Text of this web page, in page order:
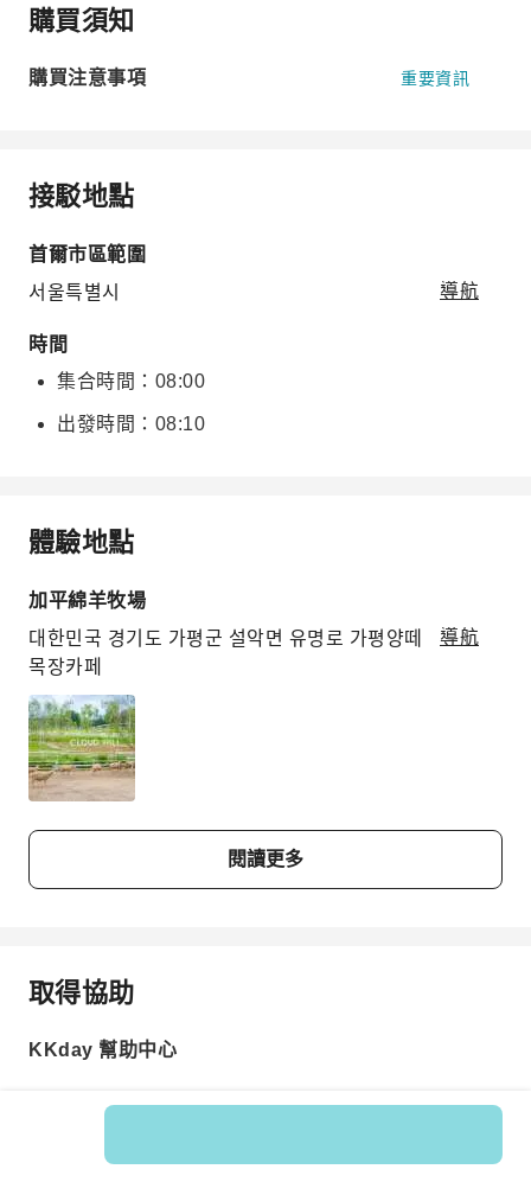
購買須知
購買注意事項 重要資訊
接駁地點
首爾市區範圍
서울특별시
導航
時間
集合時間：08:00
出發時間：08:10
體驗地點
加平綿羊牧場
대한민국 경기도 가평군 설악면 유명로 가평양떼
목장카페
導航
閱讀更多
取得協助
KKday 幫助中心
商品編號: 589330